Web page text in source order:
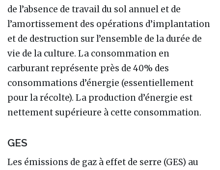
de l’absence de travail du sol annuel et de
l’amortissement des opérations d’implantation
et de destruction sur l’ensemble de la durée de
vie de la culture. La consommation en
carburant représente près de 40% des
consommations d’énergie (essentiellement
pour la récolte). La production d’énergie est
nettement supérieure à cette consommation.
GES
Les émissions de gaz à effet de serre (GES) au